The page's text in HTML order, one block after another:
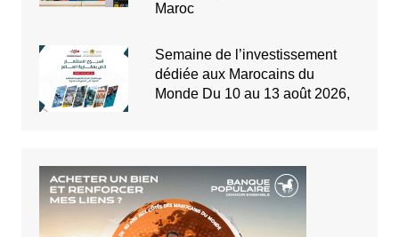
Maroc
Semaine de l’investissement
dédiée aux Marocains du
Monde Du 10 au 13 août 2026,